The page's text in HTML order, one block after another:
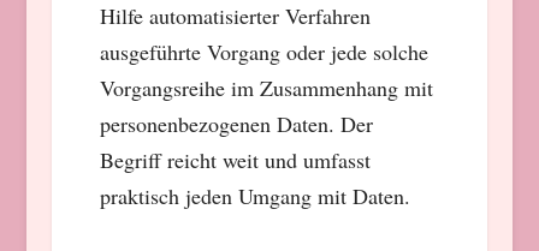
Hilfe automatisierter Verfahren
ausgeführte Vorgang oder jede solche
Vorgangsreihe im Zusammenhang mit
personenbezogenen Daten. Der
Begriff reicht weit und umfasst
praktisch jeden Umgang mit Daten.